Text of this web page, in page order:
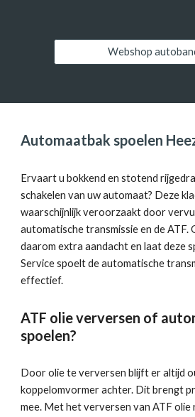
Webshop
Automaatbak spoelen
Ervaart u bokkend en stotend
schakelen van uw automaat? Deze
waarschijnlijk veroorzaakt door
automatische transmissie en de ATF.
daarom extra aandacht en laat deze
Servicespoelt de automatische
effectief.
ATF olie verversen of
spoelen?
Door olie te verversen blijft er altijd
koppelomvormer achter. Dit brengt
mee. Met het verversen van ATF olie